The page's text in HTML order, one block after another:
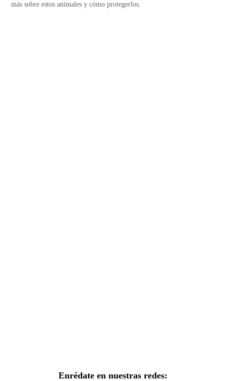
más sobre estos animales y cómo protegerlos.
Enrédate en nuestras redes: